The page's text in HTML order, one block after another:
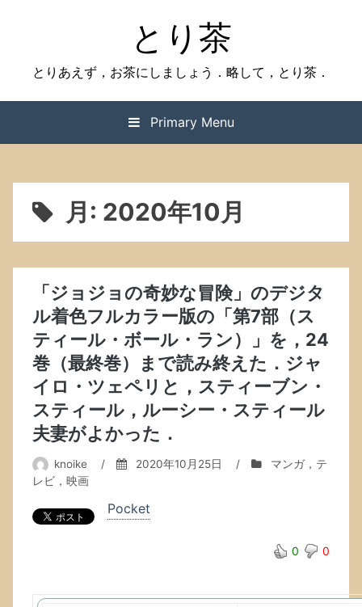
とり茶
とりあえず，お茶にしましょう．略して，とり茶．
Primary Menu
月: 2020年10月
「ジョジョの奇妙な冒険」のデジタ
ル着色フルカラー版の「第7部（ス
ティール・ボール・ラン）」を，24
巻（最終巻）まで読み終えた．ジャ
イロ・ツェペリと，スティーブン・
スティール，ルーシー・スティール
夫妻がよかった．
knoike / 2020年10月25日 /
マンガ，テ
レビ，映画
Pocket
0 0